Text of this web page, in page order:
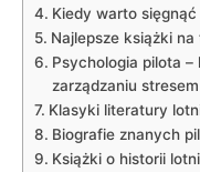
Kiedy‍ warto⁤
Najlepsze książki
Psychologia‍ pilota
zarządzaniu stresem
Klasyki literatury
Biografie znanych
Książki ​o ⁢historii⁤